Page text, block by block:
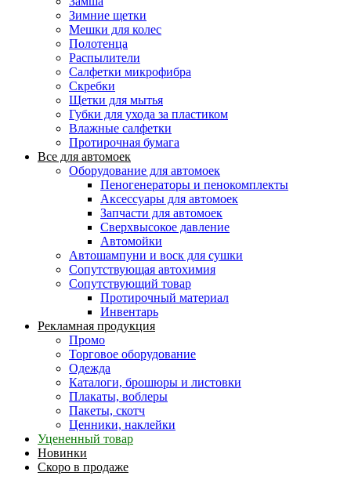
Зимние щетки
Мешки для колес
Полотенца
Распылители
Салфетки микрофибра
Скребки
Щетки для мытья
Губки для ухода за пластиком
Влажные салфетки
Протирочная бумага
Все для автомоек
Оборудование для автомоек
Пеногенераторы и пенокомплекты
Аксессуары для автомоек
Запчасти для автомоек
Сверхвысокое давление
Автомойки
Автошампуни и воск для сушки
Сопутствующая автохимия
Сопутствующий товар
Протирочный материал
Инвентарь
Рекламная продукция
Промо
Торговое оборудование
Одежда
Каталоги, брошюры и листовки
Плакаты, воблеры
Пакеты, скотч
Ценники, наклейки
Уцененный товар
Новинки
Скоро в продаже